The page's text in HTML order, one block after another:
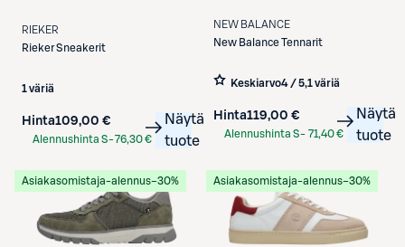
RIEKER
RiekerSneakerit
1 väriä
Hinta109,00 €
Alennushinta S-76,30 €
Näytä
tuote
NEW BALANCE
New BalanceTennarit
Keskiarvo4 / 5,1 väriä
Hinta119,00 €
Alennushinta S- 71,40 €
Näytä
tuote
Asiakasomistaja-alennus−30% Asiakasomistaja-alennus−30%